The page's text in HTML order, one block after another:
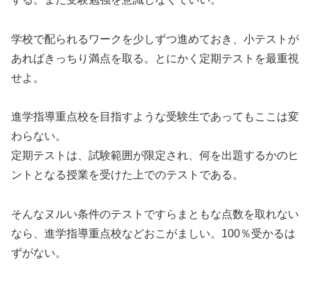
学校で配られるワークを少しずつ進めておき、小テストが
あればきっちり満点を取る。とにかく定期テストを最重視
せよ。
進学指導重点校を目指すような受験生であってもここは変
わらない。
定期テストは、試験範囲が限定され、何を出題するかのヒ
ントとなる授業を受けた上でのテストである。
そんなヌルい条件のテストですらまともな点数を取れない
なら、進学指導重点校などおこがましい。100％受かるは
ずがない。